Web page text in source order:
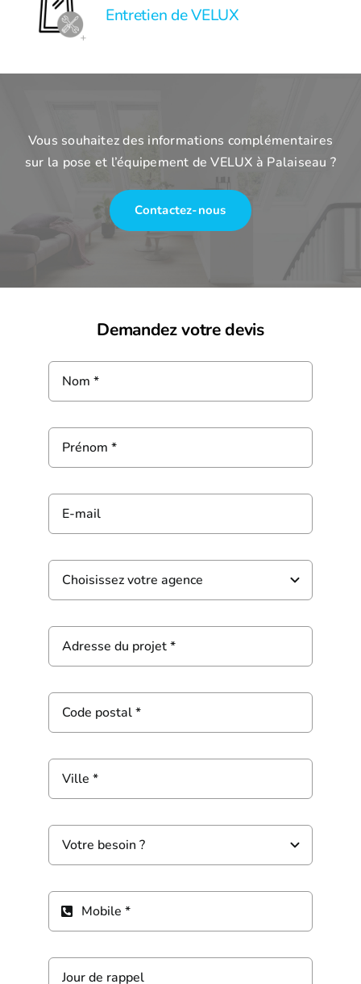
Entretien de VELUX
Vous souhaitez des informations complémentaires
sur la pose et l’équipement de VELUX à Palaiseau ?
Contactez-nous
Demandez votre devis